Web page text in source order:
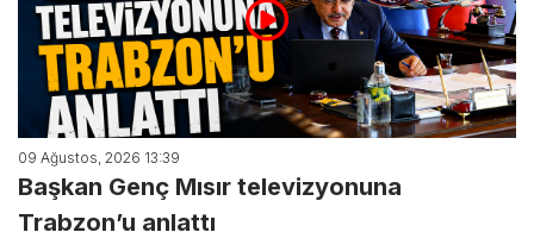
09 Ağustos, 2026 13:39
Başkan Genç Mısır televizyonuna
Trabzon’u anlattı